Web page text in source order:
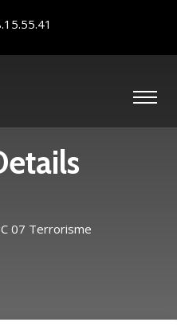
07 Terrorisme